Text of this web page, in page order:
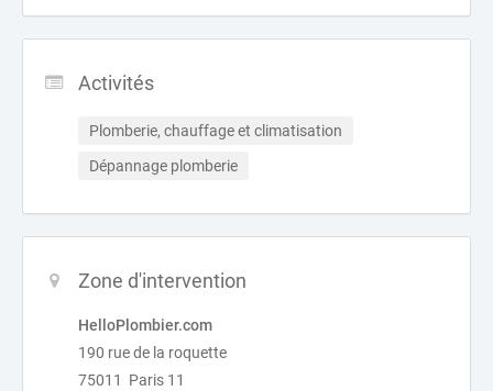
Activités
Plomberie, chauffage et climatisation
Dépannage plomberie
Zone d'intervention
HelloPlombier.com
190 rue de la roquette
75011 Paris 11